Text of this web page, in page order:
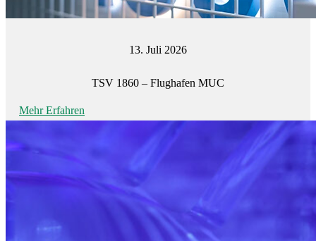
13. Juli 2026
TSV 1860 – Flughafen MUC
Mehr Erfahren